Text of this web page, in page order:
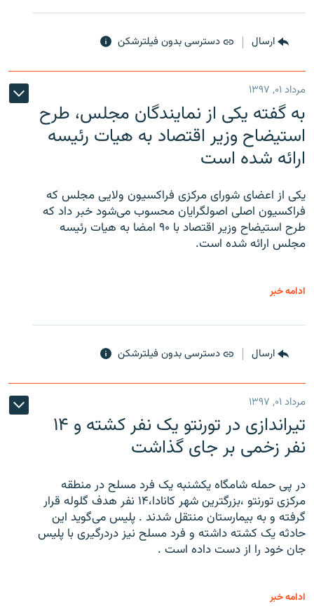
ارسال دسترسی بدون فیلترشکن
مرداد ۰۱, ۱۳۹۷
به گفته یکی از نمایندگان مجلس، طرح
استیضاح وزیر اقتصاد به هیات رئیسه
ارائه شده است
یکی از اعضای شورای مرکزی فراکسیون ولایی مجلس که
فراکسیون اصلی اصولگرایان محسوب می‌شود خبر داد که
طرح استیضاح وزیر اقتصاد با ۹۰ امضا به هیات رئیسه
مجلس ارائه شده است.
ادامه خبر
ارسال دسترسی بدون فیلترشکن
مرداد ۰۱, ۱۳۹۷
تیراندازی در تورنتو یک نفر کشته و ۱۴
نفر زخمی بر جای گذاشت
در پی حمله شامگاه یکشنبه یک فرد مسلح در منطقه
مرکزی تورنتو ،‌بزرگترین شهر کانادا،۱۴ نفر هدف گلوله قرار
گرفته و به بیمارستان منتقل شدند . پلیس می‌گوید این
حادثه یک کشته داشته و فرد مسلح نیز دردرگیری با پلیس
جان خود را از دست داده است .
ادامه خبر